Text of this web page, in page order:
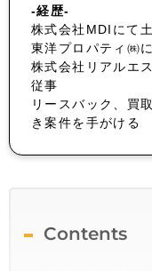
-経歴-
株式会社MDIにて
東洋プロパティ㈱
株式会社リアルエ
従事
リースバック、買
き案件を手がける
Contents